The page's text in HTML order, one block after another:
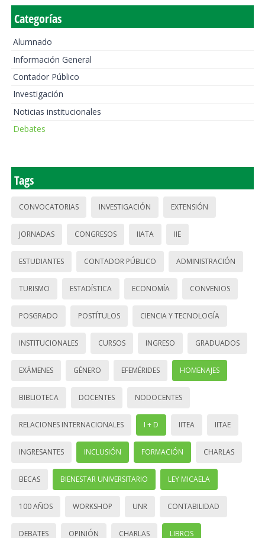
Categorías
Alumnado
Información General
Contador Público
Investigación
Noticias institucionales
Debates
Tags
CONVOCATORIAS INVESTIGACIÓN EXTENSIÓN
JORNADAS CONGRESOS IIATA IIE
ESTUDIANTES CONTADOR PÚBLICO ADMINISTRACIÓN
TURISMO ESTADÍSTICA ECONOMÍA CONVENIOS
POSGRADO POSTÍTULOS CIENCIA Y TECNOLOGÍA
INSTITUCIONALES CURSOS INGRESO GRADUADOS
EXÁMENES GÉNERO EFEMÉRIDES HOMENAJES
BIBLIOTECA DOCENTES NODOCENTES
RELACIONES INTERNACIONALES I + D IITEA IITAE
INGRESANTES INCLUSIÓN FORMACIÓN CHARLAS
BECAS BIENESTAR UNIVERSITARIO LEY MICAELA
100 AÑOS WORKSHOP UNR CONTABILIDAD
DEBATES OPINIÓN CHARLAS LIBROS